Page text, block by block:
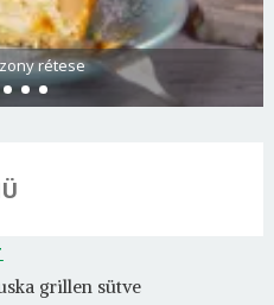
rétese
grillen sütve